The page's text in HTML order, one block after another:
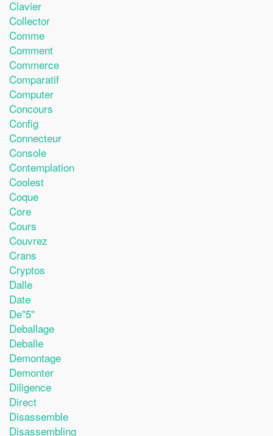
Clavier
Collector
Comme
Comment
Commerce
Comparatif
Computer
Concours
Config
Connecteur
Console
Contemplation
Coolest
Coque
Core
Cours
Couvrez
Crans
Cryptos
Dalle
Date
De''5''
Deballage
Deballe
Demontage
Demonter
Diligence
Direct
Disassemble
Disassembling